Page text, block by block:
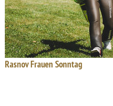
Rasnov Frauen Sonntag